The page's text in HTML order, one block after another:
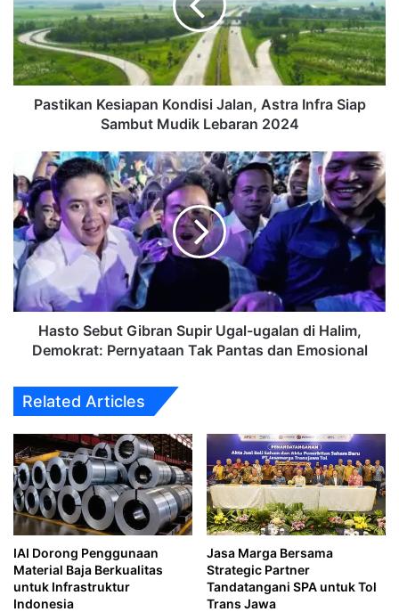
Astra
Infra
Siap
Sambut
Mudik
Lebaran
Pastikan Kesiapan Kondisi Jalan, Astra Infra Siap
Sambut Mudik Lebaran 2024
Hasto
Sebut
Gibran
Supir
Ugal-
ugalan
di
Halim,
Demokrat:
Pernyataan
dan
Emosional
Hasto Sebut Gibran Supir Ugal-ugalan di Halim,
Demokrat: Pernyataan Tak Pantas dan Emosional
Related Articles
IAI Dorong Penggunaan
Material Baja Berkualitas
untuk Infrastruktur
Indonesia
Jasa Marga Bersama
Strategic Partner
Tandatangani SPA untuk Tol
Trans Jawa